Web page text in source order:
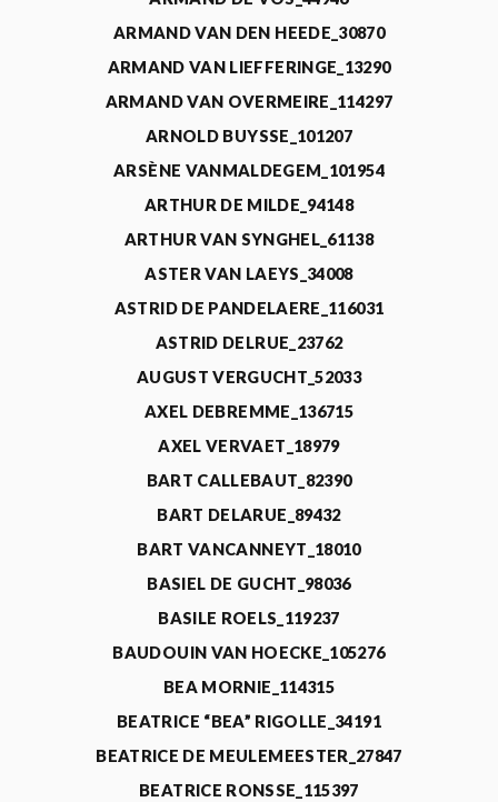
ARMAND VAN DEN HEEDE_30870
ARMAND VAN LIEFFERINGE_13290
ARMAND VAN OVERMEIRE_114297
ARNOLD BUYSSE_101207
ARSÈNE VANMALDEGEM_101954
ARTHUR DE MILDE_94148
ARTHUR VAN SYNGHEL_61138
ASTER VAN LAEYS_34008
ASTRID DE PANDELAERE_116031
ASTRID DELRUE_23762
AUGUST VERGUCHT_52033
AXEL DEBREMME_136715
AXEL VERVAET_18979
BART CALLEBAUT_82390
BART DELARUE_89432
BART VANCANNEYT_18010
BASIEL DE GUCHT_98036
BASILE ROELS_119237
BAUDOUIN VAN HOECKE_105276
BEA MORNIE_114315
BEATRICE “BEA” RIGOLLE_34191
BEATRICE DE MEULEMEESTER_27847
BEATRICE RONSSE_115397